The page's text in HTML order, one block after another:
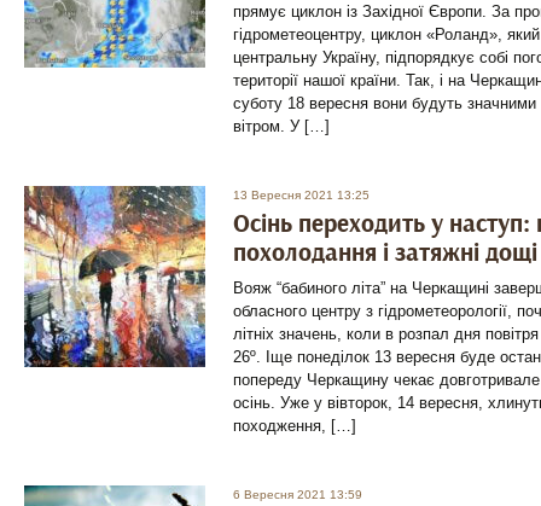
прямує циклон із Західної Європи. За
гідрометеоцентру, циклон «Роланд»,
центральну Україну, підпорядкує собі
території нашої країни. Так, і на
суботу 18 вересня вони будуть
вітром. У […]
13 Вересня 2021 13:25
Осінь переходить у
похолодання і затяжні дощі
Вояж “бабиного літа” на Черкащині
обласного центру з гідрометеорології,
літніх значень, коли в розпал дня
26º. Іще понеділок 13 вересня буде
попереду Черкащину чекає
осінь. Уже у вівторок, 14 вересня,
походження, […]
6 Вересня 2021 13:59